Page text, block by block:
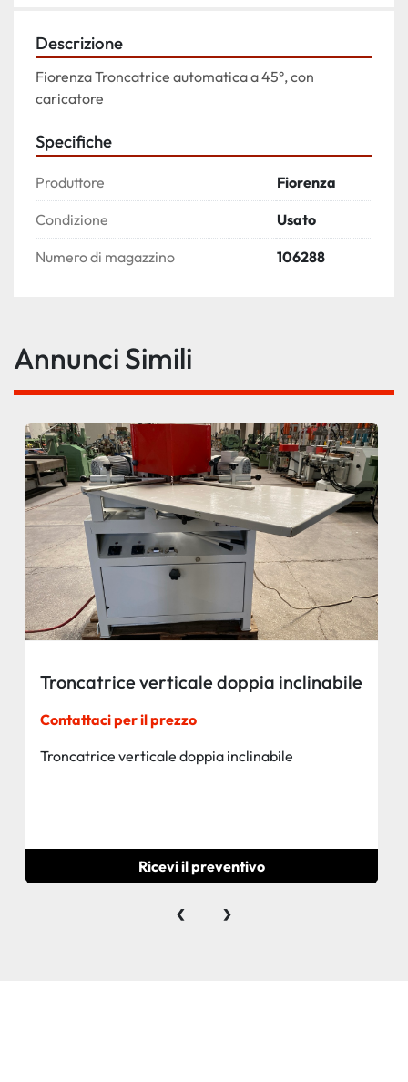
Descrizione
Fiorenza Troncatrice automatica a 45°, con
caricatore
Specifiche
Produttore Fiorenza
Condizione Usato
Numero di magazzino 106288
Annunci Simili
Troncatrice verticale doppia inclinabile
Contattaci per il prezzo
Troncatrice verticale doppia inclinabile
Ricevi il preventivo
‹ ›